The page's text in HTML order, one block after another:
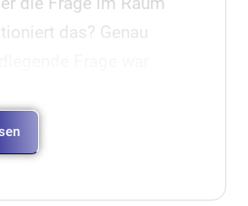
das? Genau
das Unternehmen